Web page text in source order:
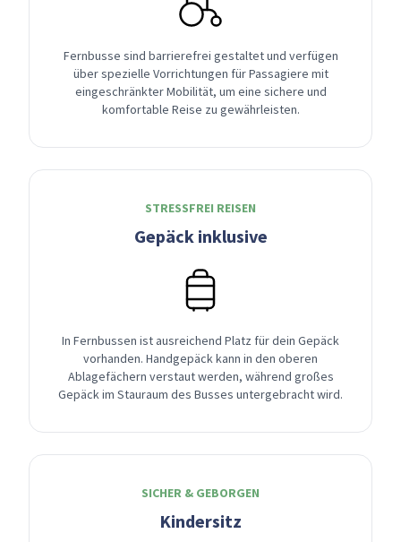
Fernbusse sind barrierefrei gestaltet und verfügen
über spezielle Vorrichtungen für Passagiere mit
eingeschränkter Mobilität, um eine sichere und
komfortable Reise zu gewährleisten.
STRESSFREI REISEN
Gepäck inklusive
In Fernbussen ist ausreichend Platz für dein Gepäck
vorhanden. Handgepäck kann in den oberen
Ablagefächern verstaut werden, während großes
Gepäck im Stauraum des Busses untergebracht wird.
SICHER & GEBORGEN
Kindersitz